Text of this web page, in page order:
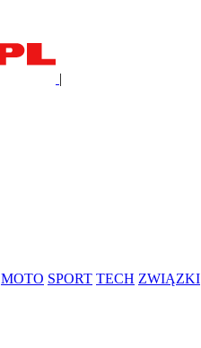
|
MOTO SPORT TECH ZWIĄZKI